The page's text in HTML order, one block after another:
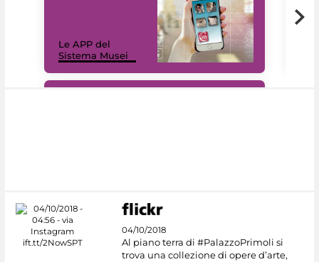
Le APP del
Sistema Musei
04/10/2018
Al piano terra di #PalazzoPrimoli si
trova una collezione di opere d’arte,